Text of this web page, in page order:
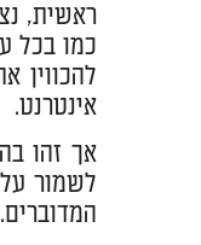
ראשית,
כמו בכל
להכווין
אינטרנט.
אך זהו
לשמור
המדוברים.